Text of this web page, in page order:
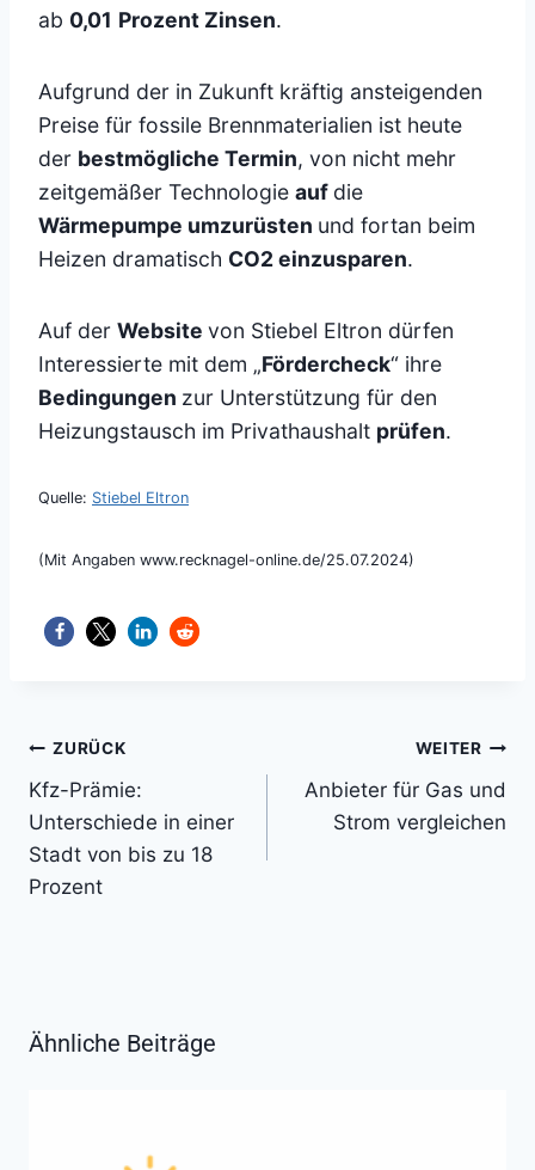
ab 0,01 Prozent Zinsen.
Aufgrund der in Zukunft kräftig ansteigenden
Preise für fossile Brennmaterialien ist heute
der bestmögliche Termin, von nicht mehr
zeitgemäßer Technologie auf die
Wärmepumpe umzurüsten und fortan beim
Heizen dramatisch CO2 einzusparen.
Auf der Website von Stiebel Eltron dürfen
Interessierte mit dem „Fördercheck“ ihre
Bedingungen zur Unterstützung für den
Heizungstausch im Privathaushalt prüfen.
Quelle: Stiebel Eltron
(Mit Angaben www.recknagel-online.de/25.07.2024)
Beitragsnavigation
ZURÜCK
Kfz-Prämie:
Unterschiede in einer
Stadt von bis zu 18
Prozent
WEITER
Anbieter für Gas und
Strom vergleichen
Ähnliche Beiträge